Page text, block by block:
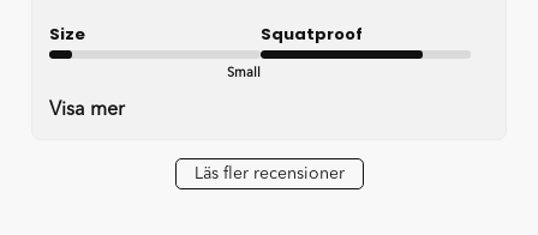
Size
Small
Squatproof
Visa mer
Läs fler recensioner